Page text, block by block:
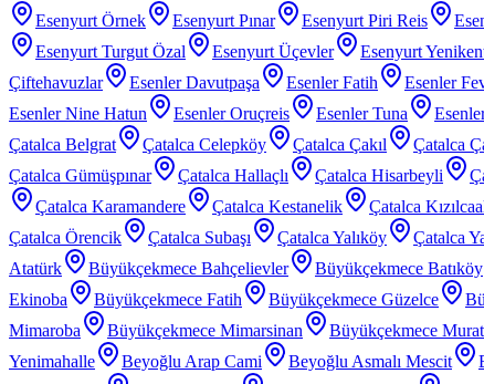
Esenyurt Örnek
Esenyurt Pınar Esenyurt Piri Reis
Esenyurt Turgut Özal
Esenyurt Üçevler Esenyurt
Çiftehavuzlar
Esenler Davutpaşa Esenler Fatih Esenler
Esenler Nine Hatun
Esenler Oruçreis Esenler Tuna
Çatalca Belgrat
Çatalca Celepköy Çatalca Çakıl Çatalca
Çatalca Gümüşpınar
Çatalca Hallaçlı Çatalca Hisarbeyli
Çatalca Karamandere
Çatalca Kestanelik Çatalca
Çatalca Örencik
Çatalca Subaşı Çatalca Yalıköy Çatalca
Atatürk
Büyükçekmece Bahçelievler Büyükçekmece Batıköy
Ekinoba
Büyükçekmece Fatih Büyükçekmece Güzelce
Mimaroba
Büyükçekmece Mimarsinan Büyükçekmece
Yenimahalle
Beyoğlu Arap Cami Beyoğlu Asmalı Mescit